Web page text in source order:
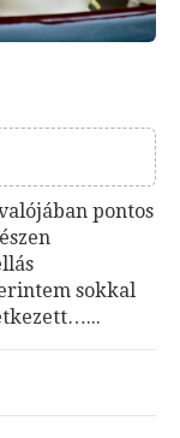
pontos
sokkal